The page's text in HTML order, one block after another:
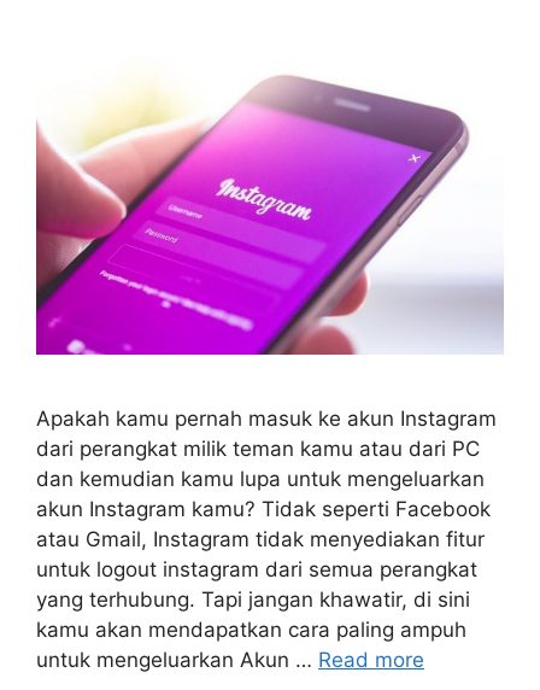
Apakah kamu pernah masuk ke akun Instagram
dari perangkat milik teman kamu atau dari PC
dan kemudian kamu lupa untuk mengeluarkan
akun Instagram kamu? Tidak seperti Facebook
atau Gmail, Instagram tidak menyediakan fitur
untuk logout instagram dari semua perangkat
yang terhubung. Tapi jangan khawatir, di sini
kamu akan mendapatkan cara paling ampuh
untuk mengeluarkan Akun … Read more